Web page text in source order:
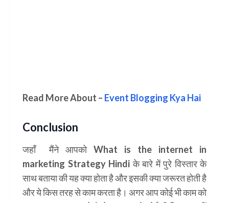
Read More About – Event Blogging Kya Hai
Conclusion
जहाँ मैंने आपको What is the internet in
marketing Strategy Hindi के बारे में पुरे विस्तार के
साथ बताया की यह क्या होता है और इसकी क्या जरूरत होती है
और ये किस तरह से काम करता है। अगर आप कोई भी काम को